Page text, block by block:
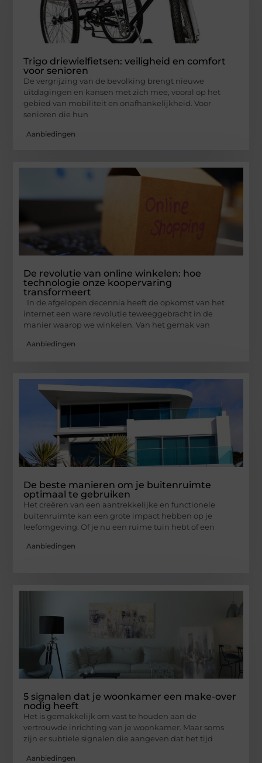
Trigo driewielfietsen: veiligheid en comfort
voor senioren
De vergrijzing van de bevolking brengt nieuwe
uitdagingen en kansen met zich mee, vooral op het
gebied van mobiliteit en onafhankelijkheid. Voor
senioren die hun
Aanbiedingen
De revolutie van online winkelen: hoe
technologie onze koopervaring
transformeert
In de afgelopen decennia heeft de opkomst van het
internet een ware revolutie teweeggebracht in de
manier waarop we winkelen. Van het gemak van
Aanbiedingen
De beste manieren om je buitenruimte
optimaal te gebruiken
Het creëren van een aantrekkelijke en functionele
buitenruimte kan een grote impact hebben op je
leefomgeving. Of je nu een ruime tuin hebt of een
Aanbiedingen
5 signalen dat je woonkamer een make-over
nodig heeft
Het is gemakkelijk om vast te houden aan de
vertrouwde inrichting van je woonkamer. Maar soms
zijn er subtiele signalen die aangeven dat het tijd
Aanbiedingen